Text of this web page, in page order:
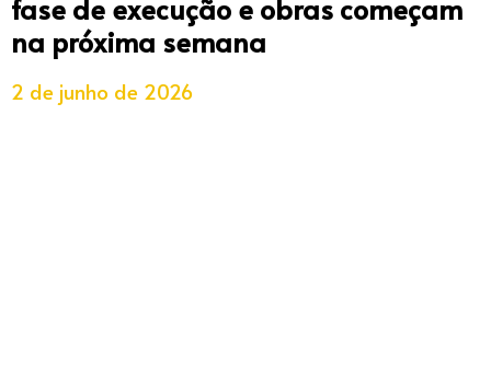
fase de execução e obras começam
na próxima semana
2 de junho de 2026